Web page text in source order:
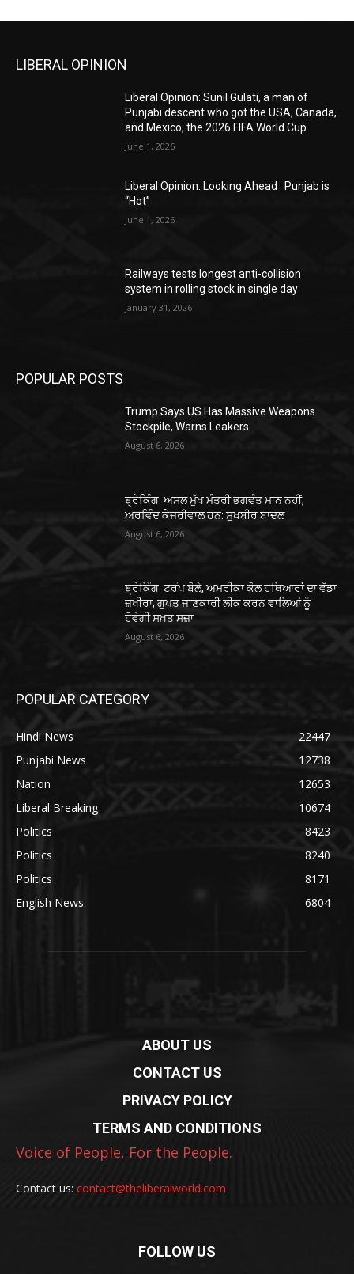
LIBERAL OPINION
Liberal Opinion: Sunil Gulati, a man of
Punjabi descent who got the USA, Canada,
and Mexico, the 2026 FIFA World Cup
June 1, 2026
Liberal Opinion: Looking Ahead : Punjab is
“Hot”
June 1, 2026
Railways tests longest anti-collision
system in rolling stock in single day
January 31, 2026
POPULAR POSTS
Trump Says US Has Massive Weapons
Stockpile, Warns Leakers
August 6, 2026
ਬ੍ਰੇਕਿੰਗ: ਅਸਲ ਮੁੱਖ ਮੰਤਰੀ ਭਗਵੰਤ ਮਾਨ ਨਹੀਂ,
ਅਰਵਿੰਦ ਕੇਜਰੀਵਾਲ ਹਨ: ਸੁਖਬੀਰ ਬਾਦਲ
August 6, 2026
ਬ੍ਰੇਕਿੰਗ: ਟਰੰਪ ਬੋਲੇ, ਅਮਰੀਕਾ ਕੋਲ ਹਥਿਆਰਾਂ ਦਾ ਵੱਡਾ
ਜ਼ਖੀਰਾ, ਗੁਪਤ ਜਾਣਕਾਰੀ ਲੀਕ ਕਰਨ ਵਾਲਿਆਂ ਨੂੰ
ਹੋਵੇਗੀ ਸਖ਼ਤ ਸਜ਼ਾ
August 6, 2026
POPULAR CATEGORY
Hindi News
22447
Punjabi News
12738
Nation
12653
Liberal Breaking
10674
Politics
8423
Politics
8240
Politics
8171
English News
6804
ABOUT US
CONTACT US
PRIVACY POLICY
TERMS AND CONDITIONS
Voice of People, For the People.
Contact us: contact@theliberalworld.com
FOLLOW US